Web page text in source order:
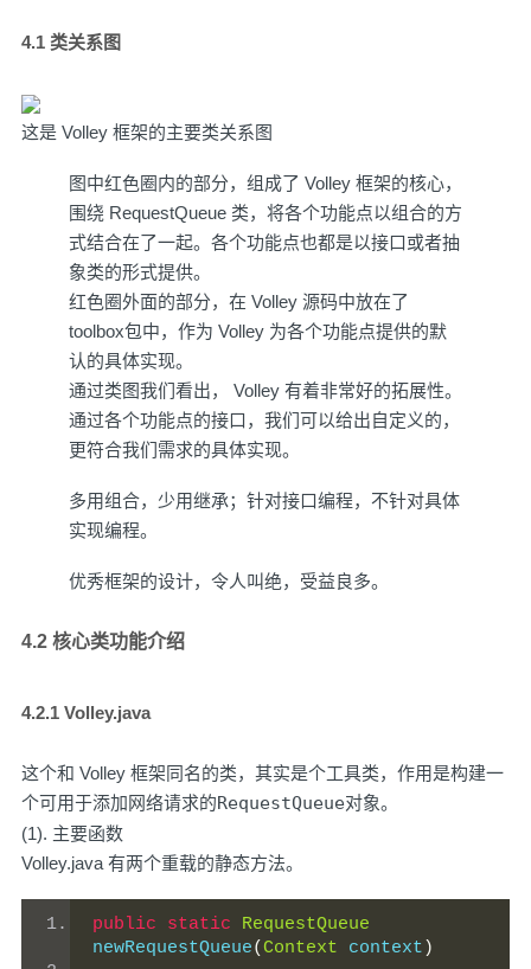
4.1 类关系图
这是 Volley 框架的主要类关系图
图中红色圈内的部分，组成了 Volley 框架的核心，
围绕 RequestQueue 类，将各个功能点以组合的方
式结合在了一起。各个功能点也都是以接口或者抽
象类的形式提供。
红色圈外面的部分，在 Volley 源码中放在了
toolbox包中，作为 Volley 为各个功能点提供的默
认的具体实现。
通过类图我们看出， Volley 有着非常好的拓展性。
通过各个功能点的接口，我们可以给出自定义的，
更符合我们需求的具体实现。
多用组合，少用继承；针对接口编程，不针对具体
实现编程。
优秀框架的设计，令人叫绝，受益良多。
4.2 核心类功能介绍
4.2.1 Volley.java
这个和 Volley 框架同名的类，其实是个工具类，作用是构建一
个可用于添加网络请求的RequestQueue对象。
(1). 主要函数
Volley.java 有两个重载的静态方法。
public static
RequestQueue
newRequestQueue(Context context )